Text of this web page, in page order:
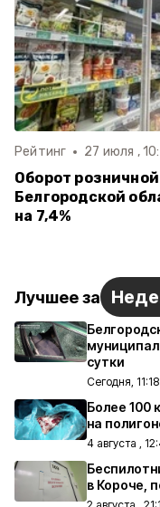
Рейтинг 27 июля ,
Оборот
Белгородской
на 7,4%
Лучшее за
сутки
Сегодня, 11:18
Более 100
на
4 августа ,
в Короче,